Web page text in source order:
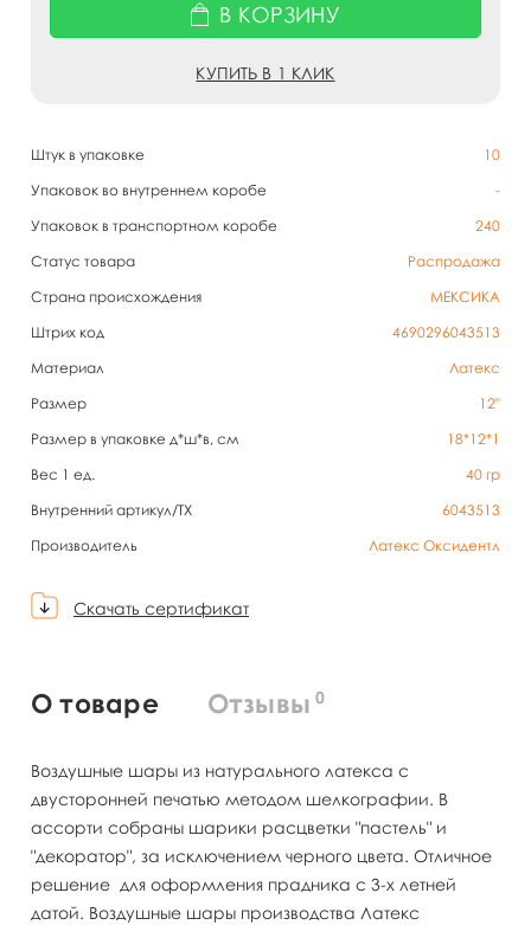
Штук в упаковке
10
Упаковок во внутреннем коробе
-
Упаковок в транспортном коробе
240
Статус товара
Распродажа
Страна происхождения
МЕКСИКА
Штрих код
4690296043513
Материал
Латекс
Размер
12"
Размер в упаковке д*ш*в, см
18*12*1
Вес 1 ед.
40 гр
Внутренний артикул/TX
6043513
Производитель
Латекс Оксидентл
Скачать сертификат
В КОРЗИНУ
КУПИТЬ В 1 КЛИК
О товаре Отзывы 0
Воздушные шары из натурального латекса с
двусторонней печатью методом шелкографии. В
ассорти собраны шарики расцветки "пастель" и
"декоратор", за исключением черного цвета. Отличное
решение для оформления прадника с 3-х летней
датой. Воздушные шары производства Латекс